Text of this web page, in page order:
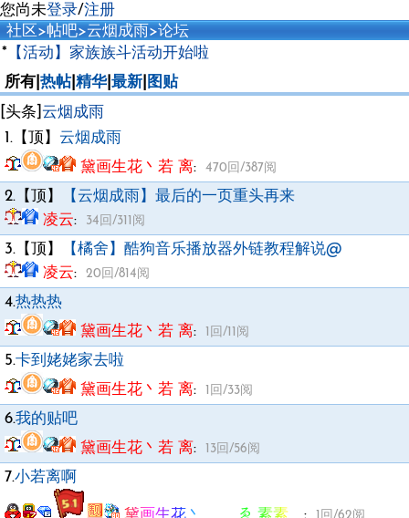
您尚未登录/注册
社区 >帖吧>云烟成雨>论坛
* 【活动】家族族斗活动开始啦
所有| 热帖| 精华| 最新 图贴
[头条] 云烟成雨
1.【顶】 云烟成雨
黛画生花丶若 离: 470回/387阅
2.【顶】
【云烟成雨】最后的一页重头再来
凌云: 34回/311阅
3.【顶】
【橘舍】酷狗音乐播放器外链教程解说@
凌云: 20回/814阅
4.热热热
黛画生花丶若 离: 1回/11阅
5.卡到姥姥家去啦
黛画生花丶若 离: 1回/33阅
6.我的贴吧
黛画生花丶若 离: 13回/56阅
7.小若离啊
黛画生花丶 ゑ 素素ゞ :